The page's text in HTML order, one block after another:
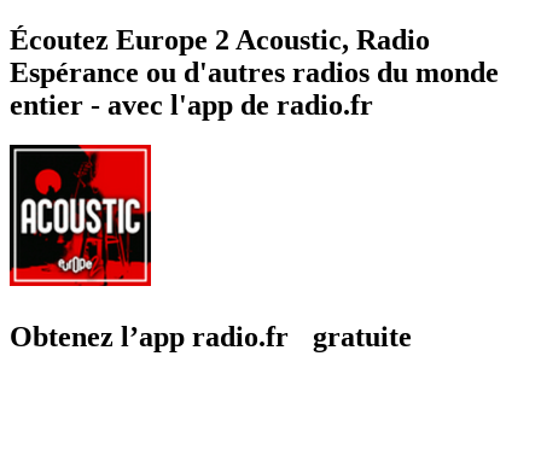
Écoutez Europe 2 Acoustic, Radio
Espérance ou d'autres radios du monde
entier - avec l'app de radio.fr
Obtenez l’app radio.fr gratuite